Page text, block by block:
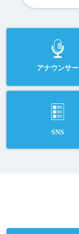
アナウンサー
SNS